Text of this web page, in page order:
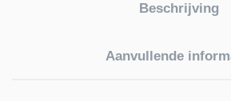
Beschrijving
Aanvullende